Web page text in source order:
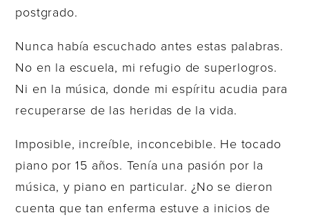
postgrado.
Nunca había escuchado antes estas palabras.
No en la escuela, mi refugio de superlogros.
Ni en la música, donde mi espíritu acudia para
recuperarse de las heridas de la vida.
Imposible, increíble, inconcebible. He tocado
piano por 15 años. Tenía una pasión por la
música, y piano en particular. ¿No se dieron
cuenta que tan enferma estuve a inicios de